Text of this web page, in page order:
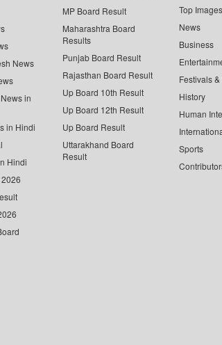
News
in
in Hindi
Hindi
MP Board Result
Maharashtra Board
Results
Punjab Board Result
Rajasthan Board Result
Up Board 10th Result
Up Board 12th Result
Up Board Result
Uttarakhand Board
Result
Top
News
Business
Festivals
History
Human
Sports